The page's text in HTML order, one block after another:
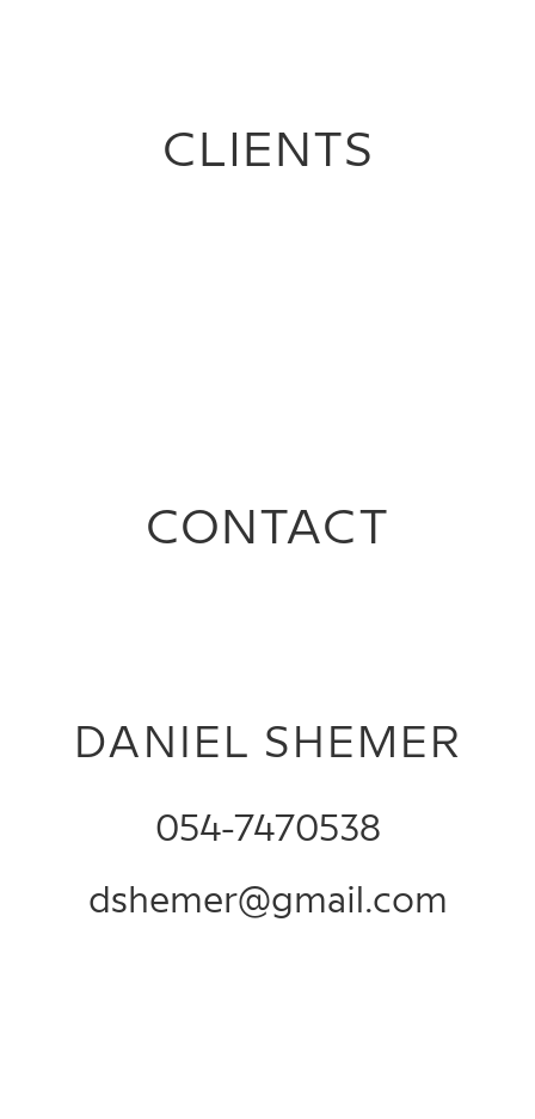
CLIENTS
CONTACT
DANIEL SHEMER
054-7470538
dshemer@gmail.com